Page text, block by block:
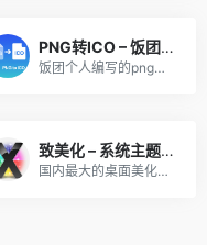
PNG转ICO – 饭团工具
饭团个人编写的png转ico格式离线小网页工具，ICO图片包含16/32/48/64/256尺寸图标。
致美化 – 系统主题美化
国内最大的桌面美化资源分享平台，从Win7到Win11，系统菜单栏、任务栏，桌面图标、壁纸，鼠标指针、字体等预设都可以进行更改。 更重要的是网站中大部分资源均支持免费下载，非常良心！